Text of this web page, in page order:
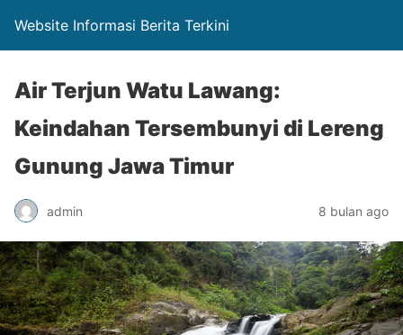
Website Informasi Berita Terkini
Air Terjun Watu Lawang:
Keindahan Tersembunyi di Lereng
Gunung Jawa Timur
admin 8 bulan ago